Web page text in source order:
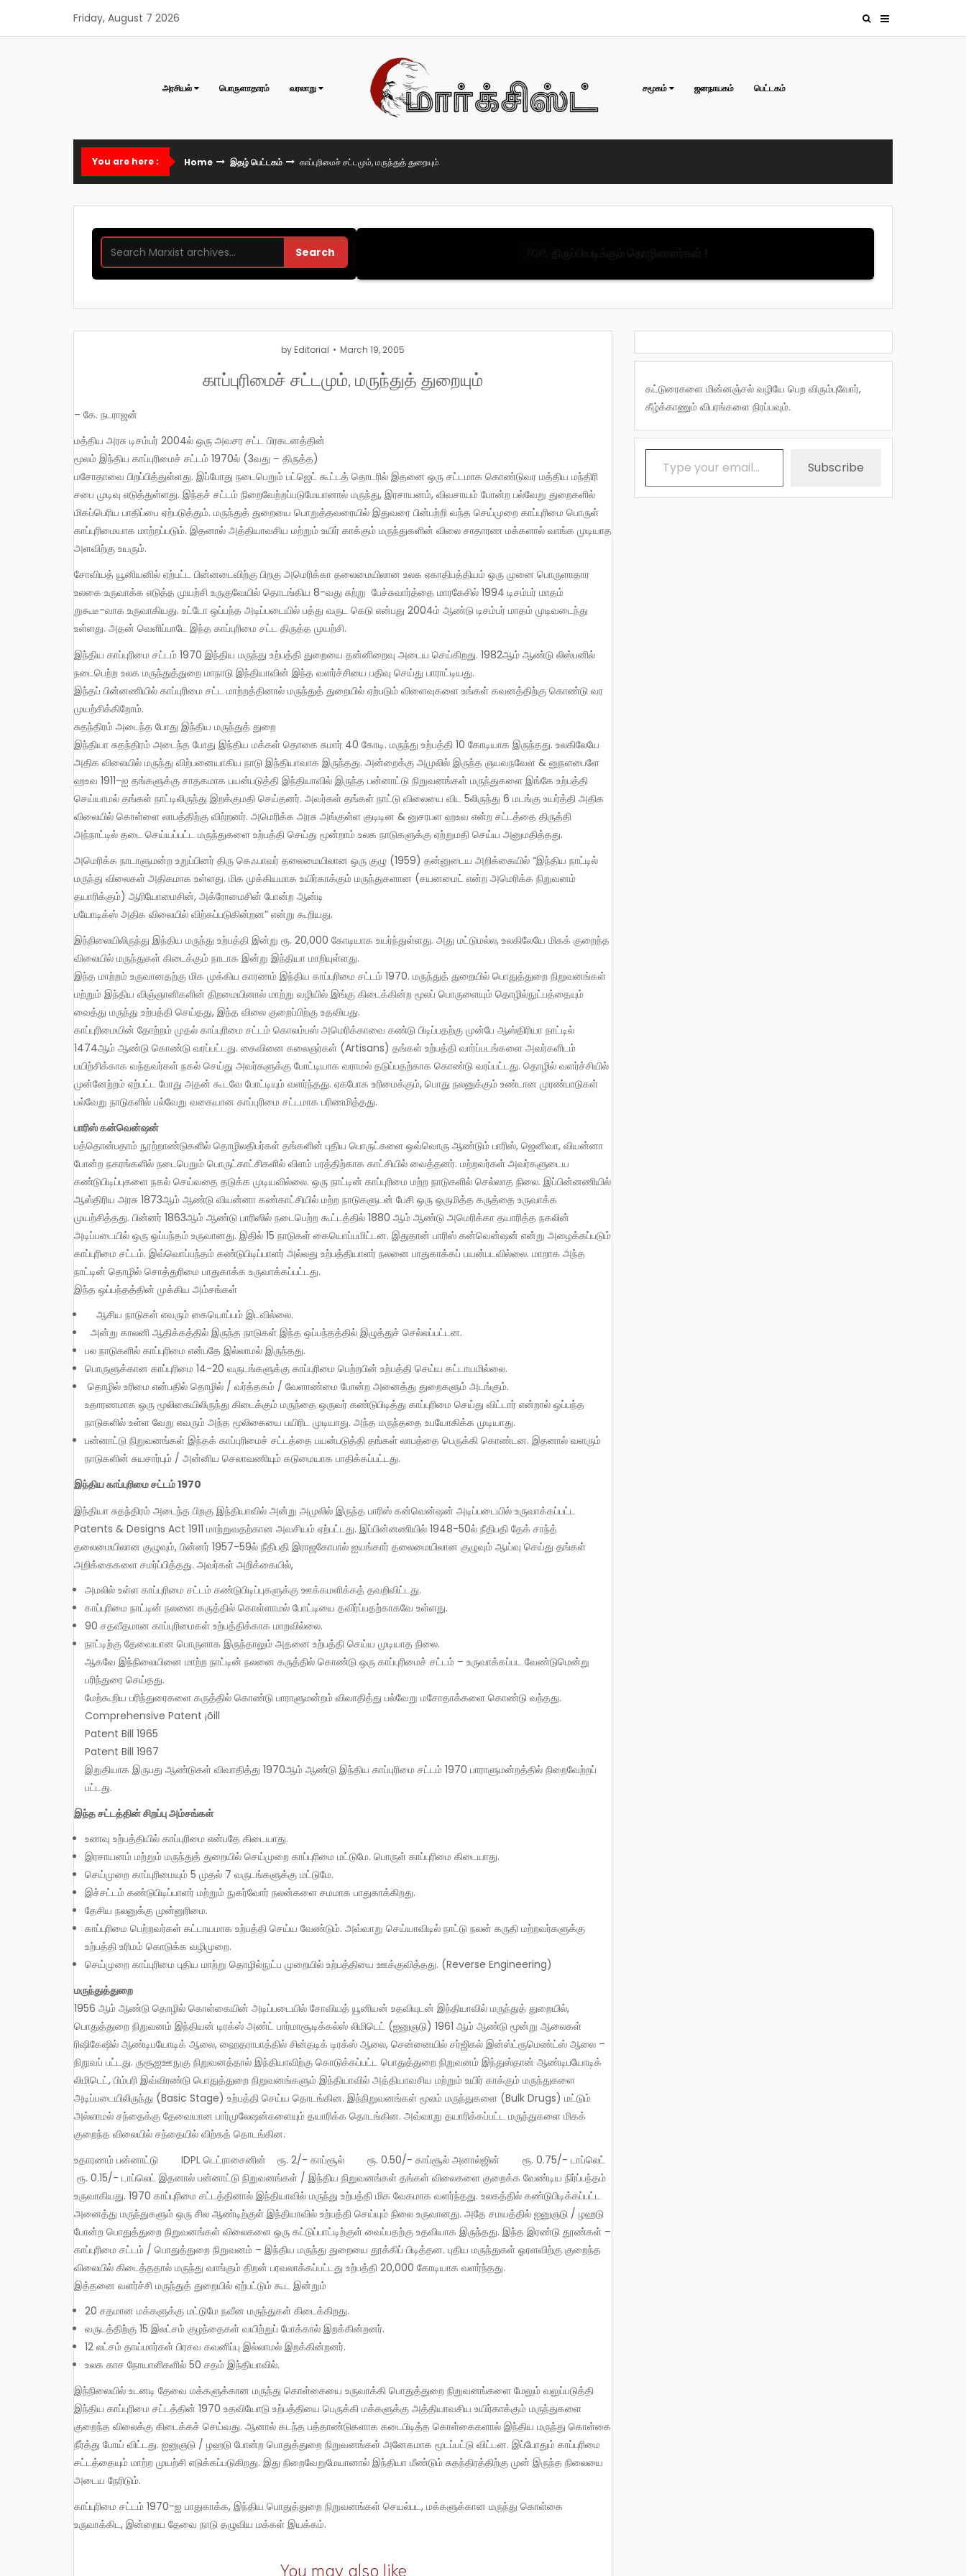
content
Friday, August 7 2026
அரசியல் பொருளாதாரம் வரலாறு சமூகம் ஜனநாயகம் பெட்டகம்
You are here : Home இதழ் பெட்டகம் காப்புரிமைச் சட்டமும், மருந்துத் துறையும்
Search
by Editorial March 19, 2005
காப்புரிமைச் சட்டமும், மருந்துத் துறையும்
– கே. நடராஜன்
மத்திய அரசு டிசம்பர் 2004ல் ஒரு அவசர சட்ட பிரகடனத்தின்
மூலம் இந்திய காப்புரிமைச் சட்டம் 1970ல் (3வது – திருத்த)
மசோதாவை பிறப்பித்துள்ளது. இப்போது நடைபெறும் பட்ஜெட் கூட்டத் தொடரில் இதனை ஒரு சட்டமாக கொண்டுவர மத்திய மந்திரி
சபை முடிவு எடுத்துள்ளது. இந்தச் சட்டம் நிறைவேற்றப்படுமேயானால் மருந்து, இரசாயனம், விவசாயம் போன்ற பல்வேறு துறைகளில்
மிகப்பெரிய பாதிப்பை ஏற்படுத்தும். மருந்துத் துறையை பொறுத்தவரையில் இதுவரை பின்பற்றி வந்த செய்முறை காப்புரிமை பொருள்
காப்புரிமையாக மாற்றப்படும். இதனால் அத்தியாவசிய மற்றும் உயிர் காக்கும் மருந்துகளின் விலை சாதாரண மக்களால் வாங்க முடியாத
அளவிற்கு உயரும்.
சோவியத் யூனியனில் ஏற்பட்ட பின்னடைவிற்கு பிறகு அமெரிக்கா தலைமையிலான உலக ஏகாதிபத்தியம் ஒரு முனை பொருளாதார
உலகை உருவாக்க எடுத்த முயற்சி உருகுவேயில் தொடங்கிய 8-வது சுற்று பேச்சுவார்த்தை மாரகேசில் 1994 டிசம்பர் மாதம்
றுகூடீ-வாக உருவாகியது. உட்டோ ஒப்பந்த அடிப்படையில் பத்து வருட கெடு என்பது 2004ம் ஆண்டு டிசம்பர் மாதம் முடிவடைந்து
உள்ளது. அதன் வெளிப்பாடே இந்த காப்புரிமை சட்ட திருத்த முயற்சி.
இந்திய காப்புரிமை சட்டம் 1970 இந்திய மருந்து உற்பத்தி துறையை தன்னிறைவு அடைய செய்கிறது. 1982ஆம் ஆண்டு லிஸ்பனில்
நடைபெற்ற உலக மருந்துத்துறை மாநாடு இந்தியாவின் இந்த வளர்ச்சியை பதிவு செய்து பாராட்டியது.
இந்தப் பின்னணியில் காப்புரிமை சட்ட மாற்றத்தினால் மருந்துத் துறையில் ஏற்படும் விளைவுகளை உங்கள் கவனத்திற்கு கொண்டு வர
முயற்சிக்கிறோம்.
சுதந்திரம் அடைந்த போது இந்திய மருந்துத் துறை
இந்தியா சுதந்திரம் அடைந்த போது இந்திய மக்கள் தொகை சுமார் 40 கோடி. மருந்து உற்பத்தி 10 கோடியாக இருந்தது. உலகிலேயே
அதிக விலையில் மருந்து விற்பனையாகிய நாடு இந்தியாவாக இருந்தது. அன்றைக்கு அமுலில் இருந்த ஞயவநவேள & னுநளபைளே
ஹஉவ 1911-ஐ தங்களுக்கு சாதகமாக பயன்படுத்தி இந்தியாவில் இருந்த பன்னாட்டு நிறுவனங்கள் மருந்துகளை இங்கே உற்பத்தி
செய்யாமல் தங்கள் நாட்டிலிருந்து இறக்குமதி செய்தனர். அவர்கள் தங்கள் நாட்டு விலையை விட 5லிருந்து 6 மடங்கு உயர்த்தி அதிக
விலையில் கொள்ளை லாபத்திற்கு விற்றனர். அமெரிக்க அரசு அங்குள்ள குடிடின & னுசரபள ஹஉவ என்ற சட்டத்தை திருத்தி
அந்நாட்டில் தடை செய்யப்பட்ட மருந்துகளை உற்பத்தி செய்து மூன்றாம் உலக நாடுகளுக்கு ஏற்றுமதி செய்ய அனுமதித்தது.
அமெரிக்க நாடாளுமன்ற உறுப்பினர் திரு கெஃபாவர் தலைமையிலான ஒரு குழு (1959) தன்னுடைய அறிக்கையில் “இந்திய நாட்டில்
மருந்து விலைகள் அதிகமாக உள்ளது. மிக முக்கியமாக உயிர்காக்கும் மருந்துகளான (சயனமைட் என்ற அமெரிக்க நிறுவனம்
தயாரிக்கும்) ஆரியோமைசின், அக்ரோமைசின் போன்ற ஆன்டி
பயோடிக்ஸ் அதிக விலையில் விற்கப்படுகின்றன” என்று கூறியது.
இந்நிலையிலிருந்து இந்திய மருந்து உற்பத்தி இன்று ரூ. 20,000 கோடியாக உயர்ந்துள்ளது. அது மட்டுமல்ல, உலகிலேயே மிகக் குறைந்த
விலையில் மருந்துகள் கிடைக்கும் நாடாக இன்று இந்தியா மாறியுள்ளது.
இந்த மாற்றம் உருவானதற்கு மிக முக்கிய காரணம் இந்திய காப்புரிமை சட்டம் 1970. மருந்துத் துறையில் பொதுத்துறை நிறுவனங்கள்
மற்றும் இந்திய விஞ்ஞானிகளின் திறமையினால் மாற்று வழியில் இங்கு கிடைக்கின்ற மூலப் பொருளையும் தொழில்நுட்பத்தையும்
வைத்து மருந்து உற்பத்தி செய்தது, இந்த விலை குறைப்பிற்கு உதவியது.
காப்புரிமையின் தோற்றம் முதல் காப்புரிமை சட்டம் கொலம்பஸ் அமெரிக்காவை கண்டு பிடிப்பதற்கு முன்பே ஆஸ்திரியா நாட்டில்
1474ஆம் ஆண்டு கொண்டு வரப்பட்டது. கைவினை கலைஞர்கள் (Artisans) தங்கள் உற்பத்தி வார்ப்படங்களை அவர்களிடம்
பயிற்சிக்காக வந்தவர்கள் நகல் செய்து அவர்களுக்கு போட்டியாக வராமல் தடுப்பதற்காக கொண்டு வரப்பட்டது. தொழில் வளர்ச்சியில்
முன்னேற்றம் ஏற்பட்ட போது அதன் கூடவே போட்டியும் வளர்ந்தது. ஏகபோக உரிமைக்கும், பொது நலனுக்கும் உண்டான முரண்பாடுகள்
பல்வேறு நாடுகளில் பல்வேறு வகையான காப்புரிமை சட்டமாக பரிணமித்தது.
பாரிஸ் கன்வென்ஷன்
பத்தொன்பதாம் நூற்றாண்டுகளில் தொழிலதிபர்கள் தங்களின் புதிய பொருட்களை ஒவ்வொரு ஆண்டும் பாரிஸ், ஜெனிவா, வியன்னா
போன்ற நகரங்களில் நடைபெறும் பொருட்காட்சிகளில் விளம் பரத்திற்காக காட்சியில் வைத்தனர். மற்றவர்கள் அவர்களுடைய
கண்டுபிடிப்புகளை நகல் செய்வதை தடுக்க முடியவில்லை. ஒரு நாட்டின் காப்புரிமை மற்ற நாடுகளில் செல்லாத நிலை. இப்பின்னணியில்
ஆஸ்திரிய அரசு 1873ஆம் ஆண்டு வியன்னா கண்காட்சியில் மற்ற நாடுகளுடன் பேசி ஒரு ஒருமித்த கருத்தை உருவாக்க
முயற்சித்தது. பின்னர் 1863ஆம் ஆண்டு பாரிஸில் நடைபெற்ற கூட்டத்தில் 1880 ஆம் ஆண்டு அமெரிக்கா தயாரித்த நகலின்
அடிப்படையில் ஒரு ஒப்பந்தம் உருவானது. இதில் 15 நாடுகள் கையொப்பமிட்டன. இதுதான் பாரிஸ் கன்வென்ஷன் என்று அழைக்கப்படும்
காப்புரிமை சட்டம். இவ்வொப்பந்தம் கண்டுபிடிப்பாளர் அல்லது உற்பத்தியாளர் நலனை பாதுகாக்கப் பயன்படவில்லை. மாறாக அந்த
நாட்டின் தொழில் சொத்துரிமை பாதுகாக்க உருவாக்கப்பட்டது.
இந்த ஒப்பந்தத்தின் முக்கிய அம்சங்கள்
ஆசிய நாடுகள் எவரும் கையொப்பம் இடவில்லை.
அன்று காலனி ஆதிக்கத்தில் இருந்த நாடுகள் இந்த ஒப்பந்தத்தில் இழுத்துச் செல்லப்பட்டன.
பல நாடுகளில் காப்புரிமை என்பதே இல்லாமல் இருந்தது.
பொருளுக்கான காப்புரிமை 14-20 வருடங்களுக்கு காப்புரிமை பெற்றபின் உற்பத்தி செய்ய கட்டாயமில்லை.
தொழில் உரிமை என்பதில் தொழில் / வர்த்தகம் / வேளாண்மை போன்ற அனைத்து துறைகளும் அடங்கும்.
உதாரணமாக ஒரு மூலிகையிலிருந்து கிடைக்கும் மருந்தை ஒருவர் கண்டுபிடித்து காப்புரிமை செய்து விட்டார் என்றால் ஒப்பந்த
நாடுகளில் உள்ள வேறு எவரும் அந்த மூலிகையை பயிரிட முடியாது. அந்த மருந்ததை உபயோகிக்க முடியாது.
பன்னாட்டு நிறுவனங்கள் இந்தக் காப்புரிமைச் சட்டத்தை பயன்படுத்தி தங்கள் லாபத்தை பெருக்கி கொண்டன. இதனால் வளரும்
நாடுகளின் சுயசார்பும் / அன்னிய செலாவணியும் கடுமையாக பாதிக்கப்பட்டது.
இந்திய காப்புரிமை சட்டம் 1970
இந்தியா சுதந்திரம் அடைந்த பிறகு இந்தியாவில் அன்று அமுலில் இருந்த பாரிஸ் கன்வென்ஷன் அடிப்படையில் உருவாக்கப்பட்ட
Patents & Designs Act 1911 மாற்றுவதற்கான அவசியம் ஏற்பட்டது. இப்பின்னணியில் 1948-50ல் நீதிபதி தேக் சாந்த்
தலைமையிலான குழுவும், பின்னர் 1957-59ல் நீதிபதி இராஜகோபால் ஐயங்கார் தலைமையிலான குழுவும் ஆய்வு செய்து தங்கள்
அறிக்கைகளை சமர்ப்பித்தது. அவர்கள் அறிக்கையில்,
அமலில் உள்ள காப்புரிமை சட்டம் கண்டுபிடிப்புகளுக்கு ஊக்கமளிக்கத் தவறிவிட்டது.
காப்புரிமை நாட்டின் நலனை கருத்தில் கொள்ளாமல் போட்டியை தவிர்ப்பதற்காகவே உள்ளது.
90 சதவீதமான காப்புரிமைகள் உற்பத்திக்காக மாறவில்லை.
நாட்டிற்கு தேவையான பொருளாக இருந்தாலும் அதனை உற்பத்தி செய்ய முடியாத நிலை.
ஆகவே இந்நிலையினை மாற்ற நாட்டின் நலனை கருத்தில் கொண்டு ஒரு காப்புரிமைச் சட்டம் – உருவாக்கப்பட வேண்டுமென்று
பரிந்துரை செய்தது.
மேற்கூறிய பரிந்துரைகளை கருத்தில் கொண்டு பாராளுமன்றம் விவாதித்து பல்வேறு மசோதாக்களை கொண்டு வந்தது.
Comprehensive Patent ¡õill
Patent Bill 1965
Patent Bill 1967
இறுதியாக இருபது ஆண்டுகள் விவாதித்து 1970ஆம் ஆண்டு இந்திய காப்புரிமை சட்டம் 1970 பாராளுமன்றத்தில் நிறைவேற்றப்
பட்டது.
இந்த சட்டத்தின் சிறப்பு அம்சங்கள்
உணவு உற்பத்தியில் காப்புரிமை என்பதே கிடையாது.
இரசாயனம் மற்றும் மருந்துத் துறையில் செய்முறை காப்புரிமை மட்டுமே. பொருள் காப்புரிமை கிடையாது.
செய்முறை காப்புரிமையும் 5 முதல் 7 வருடங்களுக்கு மட்டுமே.
இச்சட்டம் கண்டுபிடிப்பாளர் மற்றும் நுகர்வோர் நலன்களை சமமாக பாதுகாக்கிறது.
தேசிய நலனுக்கு முன்னுரிமை.
காப்புரிமை பெற்றவர்கள் கட்டாயமாக உற்பத்தி செய்ய வேண்டும். அவ்வாறு செய்யாவிடில் நாட்டு நலன் கருதி மற்றவர்களுக்கு
உற்பத்தி உரிமம் கொடுக்க வழிமுறை.
செய்முறை காப்புரிமை புதிய மாற்று தொழில்நுட்ப முறையில் உற்பத்தியை ஊக்குவித்தது. (Reverse Engineering)
மருந்துத்துறை
1956 ஆம் ஆண்டு தொழில் கொள்கையின் அடிப்படையில் சோவியத் யூனியன் உதவியுடன் இந்தியாவில் மருந்துத் துறையில்,
பொதுத்துறை நிறுவனம் இந்தியன் டிரக்ஸ் அண்ட் பார்மாசூடிக்கல்ஸ் லிமிடெட் (ஐனுஞடு) 1961 ஆம் ஆண்டு மூன்று ஆலைகள்
ரிஷிகேஷில் ஆண்டிபயோடிக் ஆலை, ஹைதராபாத்தில் சின்தடிக் டிரக்ஸ் ஆலை, சென்னையில் சர்ஜிகல் இன்ஸ்ட்ரூமெண்ட்ஸ் ஆலை –
நிறுவப் பட்டது. ருசூஐஊநுகு நிறுவனத்தால் இந்தியாவிற்கு கொடுக்கப்பட்ட பொதுத்துறை நிறுவனம் இந்துஸ்தான் ஆண்டிபயோடிக்
லிமிடெட், பிம்பரி இவ்விரண்டு பொதுத்துறை நிறுவனங்களும் இந்தியாவில் அத்தியாவசிய மற்றும் உயிர் காக்கும் மருந்துகளை
அடிப்படையிலிருந்து (Basic Stage) உற்பத்தி செய்ய தொடங்கின. இந்நிறுவனங்கள் மூலம் மருந்துகளை (Bulk Drugs) மட்டும்
அல்லாமல் சந்தைக்கு தேவையான பார்முலேஷன்களையும் தயாரிக்க தொடங்கின. அவ்வாறு தயாரிக்கப்பட்ட மருந்துகளை மிகக்
குறைந்த விலையில் சந்தையில் விற்கத் தொடங்கின.
உதாரணம் பன்னாட்டு IDPL டெட்ராசைனின் ரூ. 2/- காப்சூல் ரூ. 0.50/- காப்சூல் அனால்ஜின் ரூ. 0.75/- டாப்லெட்
ரூ. 0.15/- டாப்லெட் இதனால் பன்னாட்டு நிறுவனங்கள் / இந்திய நிறுவனங்கள் தங்கள் விலைகளை குறைக்க வேண்டிய நிர்ப்பந்தம்
உருவாகியது. 1970 காப்புரிமை சட்டத்தினால் இந்தியாவில் மருந்து உற்பத்தி மிக வேகமாக வளர்ந்தது. உலகத்தில் கண்டுபிடிக்கப்பட்ட
அனைத்து மருந்துகளும் ஒரு சில ஆண்டிற்குள் இந்தியாவில் உற்பத்தி செய்யும் நிலை உருவானது. அதே சமயத்தில் ஐனுஞடு / ழஹடு
போன்ற பொதுத்துறை நிறுவனங்கள் விலைகளை ஒரு கட்டுப்பாட்டிற்குள் வைப்பதற்கு உதவியாக இருந்தது. இந்த இரண்டு தூண்கள் –
காப்புரிமை சட்டம் / பொதுத்துறை நிறுவனம் – இந்திய மருந்து துறையை தூக்கிப் பிடித்தன. புதிய மருந்துகள் ஓரளவிற்கு குறைந்த
விலையில் கிடைத்ததால் மருந்து வாங்கும் திறன் பரவலாக்கப்பட்டது உற்பத்தி 20,000 கோடியாக வளர்ந்தது.
இத்தனை வளர்ச்சி மருந்துத் துறையில் ஏற்பட்டும் கூட இன்றும்
20 சதமான மக்களுக்கு மட்டுமே நவீன மருந்துகள் கிடைக்கிறது.
வருடத்திற்கு 15 இலட்சம் குழந்தைகள் வயிற்றுப் போக்கால் இறக்கின்றனர்.
12 லட்சம் தாய்மார்கள் பிரசவ கவனிப்பு இல்லாமல் இறக்கின்றனர்.
உலக காச நோயாளிகளில் 50 சதம் இந்தியாவில்.
இந்நிலையில் உடனடி தேவை மக்களுக்கான மருந்து கொள்கையை உருவாக்கி பொதுத்துறை நிறுவனங்களை மேலும் வலுப்படுத்தி
இந்திய காப்புரிமை சட்டத்தின் 1970 உதவியோடு உற்பத்தியை பெருக்கி மக்களுக்கு அத்தியாவசிய உயிர்காக்கும் மருந்துகளை
குறைந்த விலைக்கு கிடைக்கச் செய்வது. ஆனால் கடந்த பத்தாண்டுகளாக கடைபிடித்த கொள்கைகளால் இந்திய மருந்து கொள்கை
நீர்த்து போய் விட்டது. ஐனுஞடு / ழஹடு போன்ற பொதுத்துறை நிறுவனங்கள் அனேகமாக மூடப்பட்டு விட்டன. இப்போதும் காப்புரிமை
சட்டத்தையும் மாற்ற முயற்சி எடுக்கப்படுகிறது. இது நிறைவேறுமேயானால் இந்தியா மீண்டும் சுதந்திரத்திற்கு முன் இருந்த நிலையை
அடைய நேரிடும்.
காப்புரிமை சட்டம் 1970-ஐ பாதுகாக்க, இந்திய பொதுத்துறை நிறுவனங்கள் செயல்பட, மக்களுக்கான மருந்து கொள்கை
உருவாக்கிட, இன்றைய தேவை நாடு தழுவிய மக்கள் இயக்கம்.
You may also like
கட்டுரைகளை மின்னஞ்சல் வழியே பெற விரும்புவோர்,
கீழ்க்காணும் விபரங்களை நிரப்பவும்.
Type your email…
Subscribe